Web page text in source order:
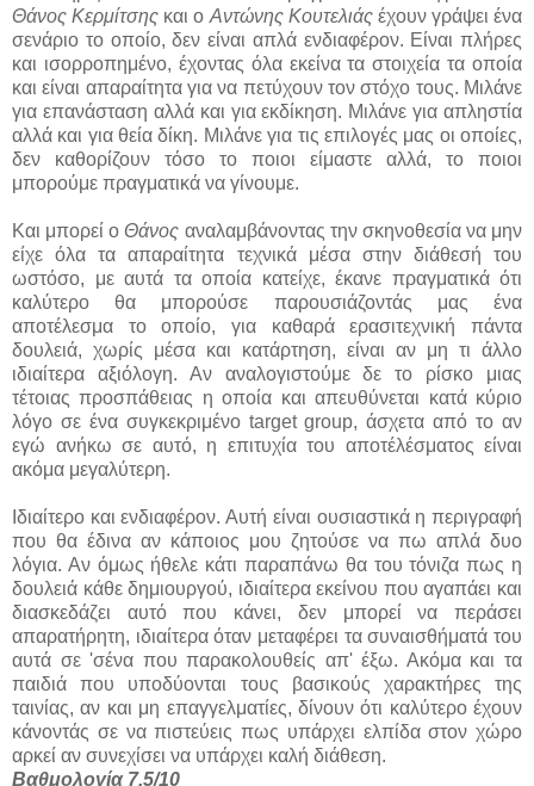
Θάνος Κερμίτσης και ο Αντώνης Κουτελιάςέχουν γράψει ένα
σενάριο το οποίο, δεν είναι απλά ενδιαφέρον. Είναι πλήρες
και ισορροπημένο, έχοντας όλα εκείνα τα στοιχεία τα οποία
και είναι απαραίτητα για να πετύχουν τον στόχο τους. Μιλάνε
για επανάσταση αλλά και για εκδίκηση. Μιλάνε για απληστία
αλλά και για θεία δίκη. Μιλάνε για τις επιλογές μας οι οποίες,
δεν καθορίζουν τόσο το ποιοι είμαστε αλλά, το ποιοι
μπορούμε πραγματικά να γίνουμε.
Και μπορεί οΘάνος αναλαμβάνοντας την σκηνοθεσία να μην
είχε όλα τα απαραίτητα τεχνικά μέσα στην διάθεσή του
ωστόσο, με αυτά τα οποία κατείχε, έκανε πραγματικά ότι
καλύτερο θα μπορούσε παρουσιάζοντάς μας ένα
αποτέλεσμα το οποίο, για καθαρά ερασιτεχνική πάντα
δουλειά, χωρίς μέσα και κατάρτηση, είναι αν μη τι άλλο
ιδιαίτερα αξιόλογη. Αν αναλογιστούμε δε το ρίσκο μιας
τέτοιας προσπάθειας η οποία και απευθύνεται κατά κύριο
λόγο σε ένα συγκεκριμένο target group, άσχετα από το αν
εγώ ανήκω σε αυτό, η επιτυχία του αποτέλέσματος είναι
ακόμα μεγαλύτερη.
Ιδιαίτερο και ενδιαφέρον. Αυτή είναι ουσιαστικά η περιγραφή
που θα έδινα αν κάποιος μου ζητούσε να πω απλά δυο
λόγια. Αν όμως ήθελε κάτι παραπάνω θα του τόνιζα πως η
δουλειά κάθε δημιουργού, ιδιαίτερα εκείνου που αγαπάει και
διασκεδάζει αυτό που κάνει, δεν μπορεί να περάσει
απαρατήρητη, ιδιαίτερα όταν μεταφέρει τα συναισθήματά του
αυτά σε 'σένα που παρακολουθείς απ' έξω. Ακόμα και τα
παιδιά που υποδύονται τους βασικούς χαρακτήρες της
ταινίας, αν και μη επαγγελματίες, δίνουν ότι καλύτερο έχουν
κάνοντάς σε να πιστεύεις πως υπάρχει ελπίδα στον χώρο
αρκεί αν συνεχίσει να υπάρχει καλή διάθεση.
Βαθμολογία 7,5/10